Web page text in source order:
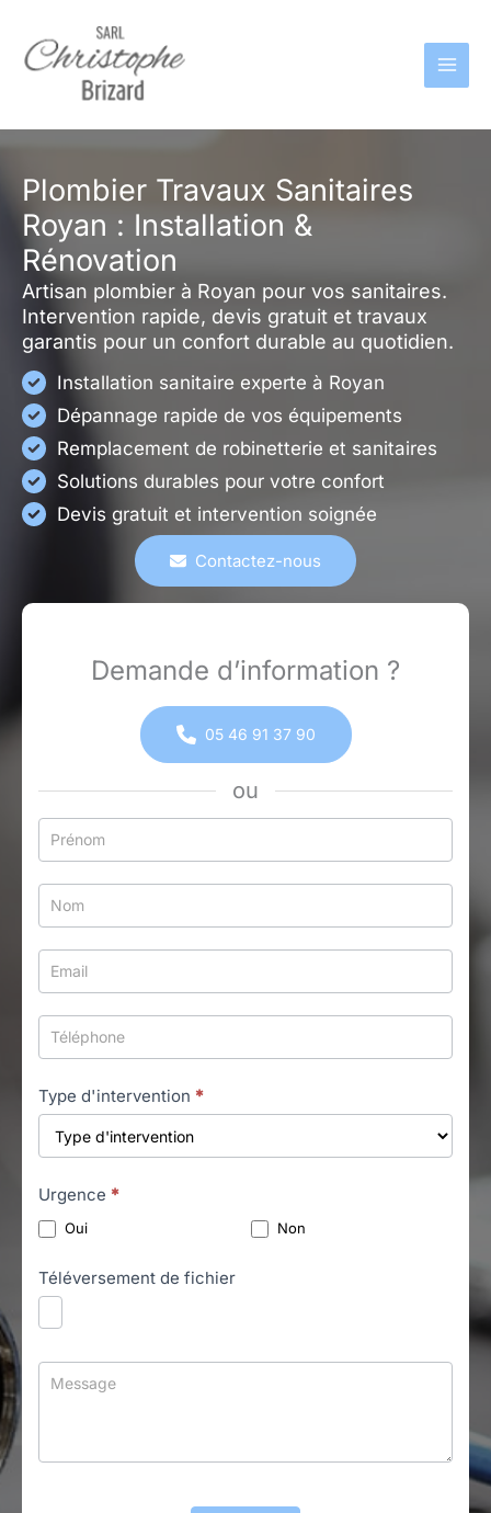
contenu
Plombier Travaux Sanitaires
Royan : Installation &
Rénovation
Artisan plombier à Royan pour vos sanitaires.
Intervention rapide, devis gratuit et travaux
garantis pour un confort durable au quotidien.
Installation sanitaire experte à Royan
Dépannage rapide de vos équipements
Remplacement de robinetterie et sanitaires
Solutions durables pour votre confort
Devis gratuit et intervention soignée
Contactez-nous
Demande d’information ?
05 46 91 37 90
ou
Formulaire
simple
avec
téléphone
Type d'intervention *
Urgence *
Oui Non
Téléversement de fichier